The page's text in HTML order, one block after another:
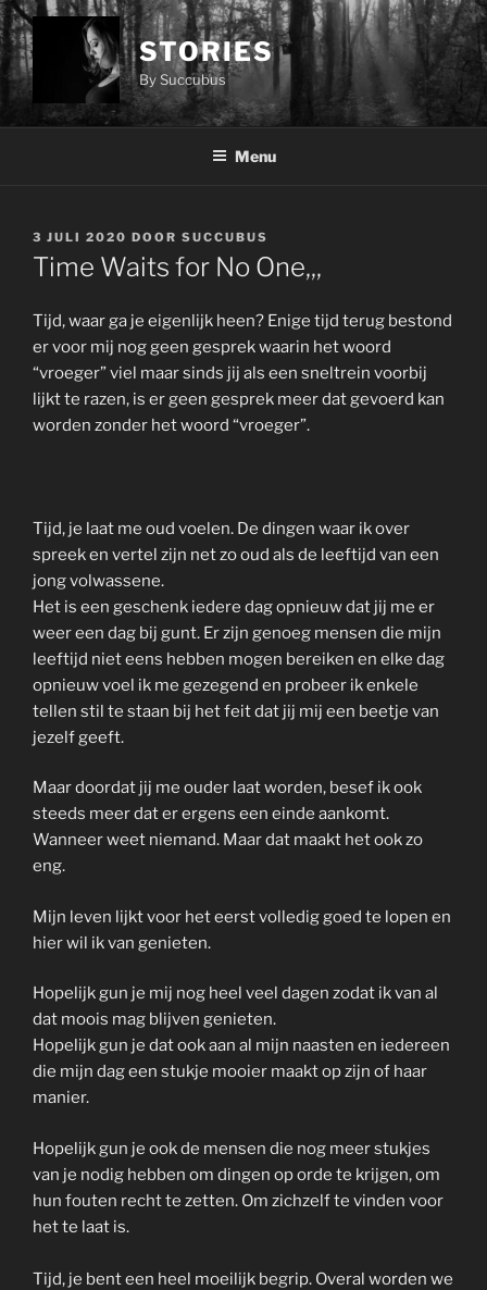
Ga
naar
de
inhoud
STORIES
By Succubus
Menu
GEPLAATST
OP
3 JULI 2020 DOOR SUCCUBUS
Time Waits for No One,,,
Tijd, waar ga je eigenlijk heen? Enige tijd terug bestond
er voor mij nog geen gesprek waarin het woord
“vroeger” viel maar sinds jij als een sneltrein voorbij
lijkt te razen, is er geen gesprek meer dat gevoerd kan
worden zonder het woord “vroeger”.
Tijd, je laat me oud voelen. De dingen waar ik over
spreek en vertel zijn net zo oud als de leeftijd van een
jong volwassene.
Het is een geschenk iedere dag opnieuw dat jij me er
weer een dag bij gunt. Er zijn genoeg mensen die mijn
leeftijd niet eens hebben mogen bereiken en elke dag
opnieuw voel ik me gezegend en probeer ik enkele
tellen stil te staan bij het feit dat jij mij een beetje van
jezelf geeft.
Maar doordat jij me ouder laat worden, besef ik ook
steeds meer dat er ergens een einde aankomt.
Wanneer weet niemand. Maar dat maakt het ook zo
eng.
Mijn leven lijkt voor het eerst volledig goed te lopen en
hier wil ik van genieten.
Hopelijk gun je mij nog heel veel dagen zodat ik van al
dat moois mag blijven genieten.
Hopelijk gun je dat ook aan al mijn naasten en iedereen
die mijn dag een stukje mooier maakt op zijn of haar
manier.
Hopelijk gun je ook de mensen die nog meer stukjes
van je nodig hebben om dingen op orde te krijgen, om
hun fouten recht te zetten. Om zichzelf te vinden voor
het te laat is.
Tijd, je bent een heel moeilijk begrip. Overal worden we